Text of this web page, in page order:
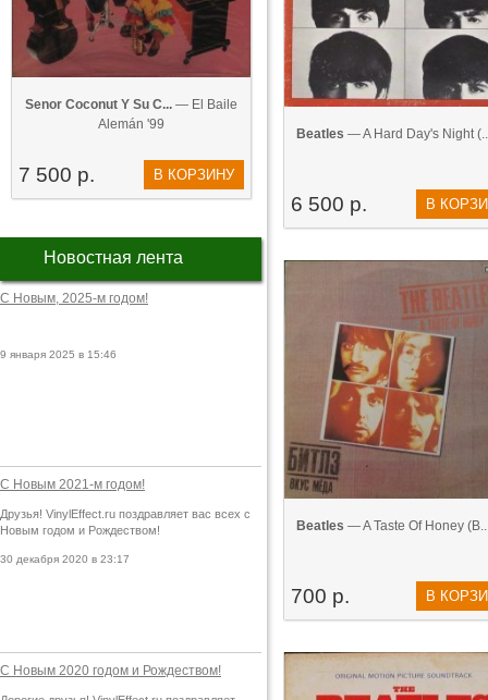
Senor Coconut Y Su C... — El Baile
Alemán '99
7 500 р. В КОРЗИНУ
Новостная лента
С Новым, 2025-м годом!
9 января 2025 в 15:46
С Новым 2021-м годом!
Друзья! VinylEffect.ru поздравляет вас всех с
Новым годом и Рождеством!
30 декабря 2020 в 23:17
С Новым 2020 годом и Рождеством!
Beatles — A Hard Day's Night
6 500 р. В
Beatles — A Taste Of Honey
700 р. В